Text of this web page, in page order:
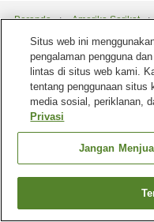
Beranda Amerika Serikat
Doubletree By Hilton Baton
Situs web ini
pengalaman pengguna
lintas di situs web kami.
tentang penggunaan situs
media sosial, periklanan,
Privasi
Jangan